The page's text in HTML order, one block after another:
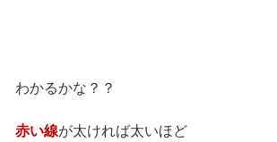
わかるかな？？
赤い線が太ければ太いほど